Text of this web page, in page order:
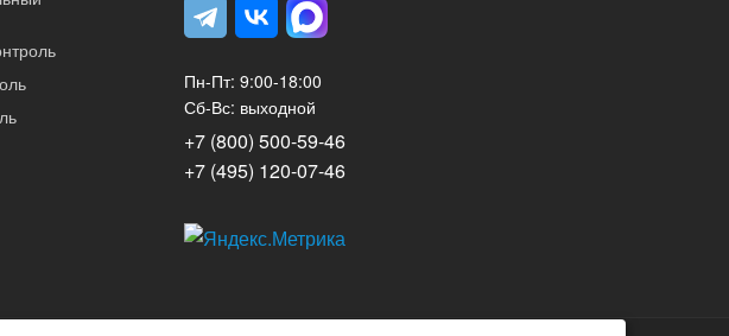
Пн-Пт: 9:00-18:00
Сб-Вс: выходной
+7 (800) 500-59-46
+7 (495) 120-07-46